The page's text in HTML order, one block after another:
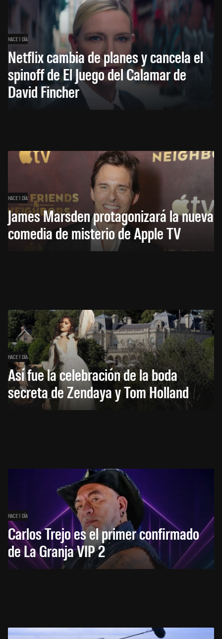
HACE 1 DÍA
Netflix cambia de planes y cancela el
spinoff de El Juego del Calamar de
David Fincher
HACE 1 DÍA
James Marsden protagonizará la nueva
comedia de misterio de Apple TV
HACE 1 DÍA
Así fue la celebración de la boda
secreta de Zendaya y Tom Holland
HACE 1 DÍA
Carlos Trejo es el primer confirmado
de La Granja VIP 2